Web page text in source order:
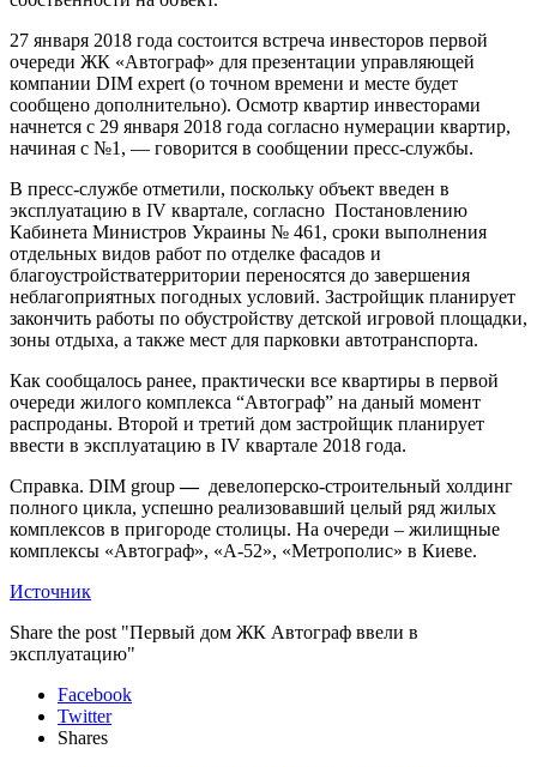
27 января 2018 года состоится встреча инвесторов первой
очереди ЖК «Автограф» для презентации управляющей
компании DIM expert (о точном времени и месте будет
сообщено дополнительно). Осмотр квартир инвесторами
начнется с 29 января 2018 года согласно нумерации квартир,
начиная с №1, — говорится в сообщении пресс-службы.
В пресс-службе отметили, поскольку объект введен в
эксплуатацию в ІV квартале, согласно Постановлению
Кабинета Министров Украины № 461, сроки выполнения
отдельных видов работ по отделке фасадов и
благоустройстватерритории переносятся до завершения
неблагоприятных погодных условий. Застройщик планирует
закончить работы по обустройству детской игровой площадки,
зоны отдыха, а также мест для парковки автотранспорта.
Как сообщалось ранее, практически все квартиры в первой
очереди жилого комплекса “Автограф” на даный момент
распроданы. Второй и третий дом застройщик планирует
ввести в эксплуатацию в IV квартале 2018 года.
Справка. DIM group— девелоперско-строительный холдинг
полного цикла, успешно реализовавший целый ряд жилых
комплексов в пригороде столицы. На очереди – жилищные
комплексы «Автограф», «А-52», «Метрополис» в Киеве.
Источник
Share the post "Первый дом ЖК Автограф ввели в
эксплуатацию"
Facebook
Twitter
Shares